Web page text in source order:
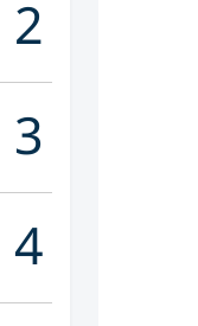
2
3
4